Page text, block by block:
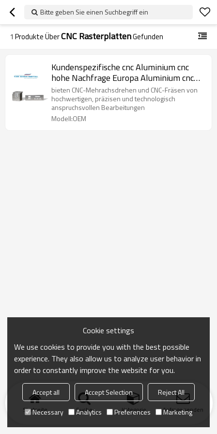
Bitte geben Sie einen Suchbegriff ein
1 Produkte ÜberCNC RasterplattenGefunden
Kundenspezifische cnc Aluminium cnc
hohe Nachfrage Europa Aluminium cnc
Produkte China
bieten CNC-Mehrachsdrehen und CNC-Fräsen von
hochwertigen, präzisen und technologisch
anspruchsvollen Bearbeitungen
Modell:OEM
Startseite Suche Kategorie Anfrage senden
Cookie settings
We use cookies to provide you with the best possible
experience. They also allow us to analyze user behavior in
order to constantly improve the website for you.
Accept all Accept Selection
Reject All
Necessary
Analytics Preferences Marketing